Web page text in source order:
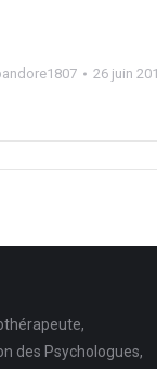
26 juin
des Psychologues,